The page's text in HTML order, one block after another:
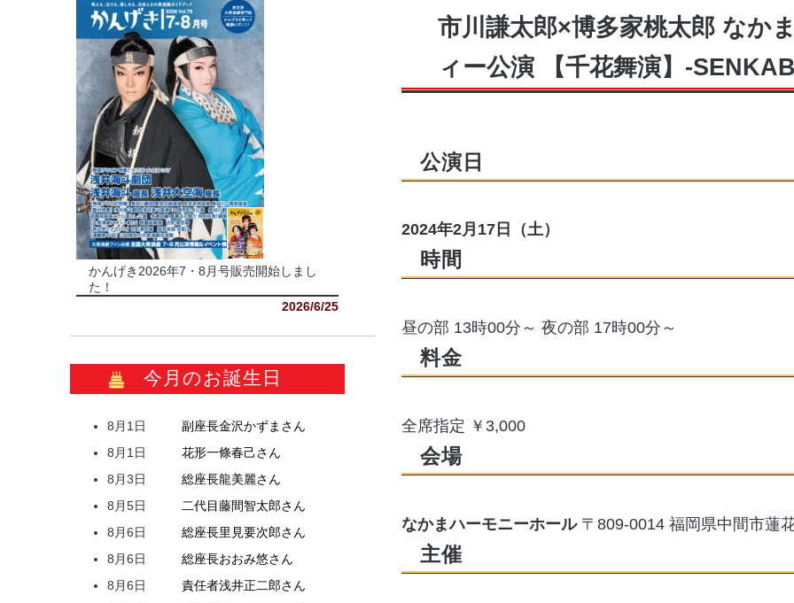
市川謙太郎×博多家桃太郎 なか
ィー公演 【千花舞演】
公演日
2024年2月17日（土）
時間
昼の部 13時00分～ 夜の部 17時00分～
料金
全席指定 ￥3,000
会場
なかまハーモニーホール〒809-0014 福岡県中間市蓮
主催
かんげき2026年7・8月号販売開始しまし
た！
2026/6/25
今月のお誕生日
8月1日 副座長金沢かずま さん
8月1日
花形一條春己さん
8月3日
総座長龍美麗さん
8月5日
二代目藤間智太郎さん
8月6日
総座長里見要次郎さん
8月6日
総座長おおみ悠さん
8月6日
責任者浅井正二郎さん